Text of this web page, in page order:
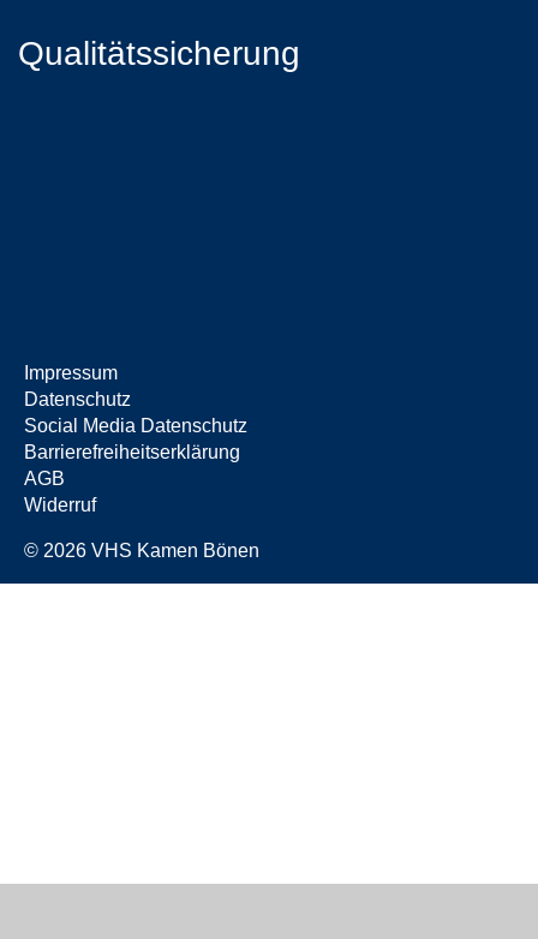
Qualitätssicherung
Impressum
Datenschutz
Social Media Datenschutz
Barrierefreiheitserklärung
AGB
Widerruf
© 2026 VHS Kamen Bönen